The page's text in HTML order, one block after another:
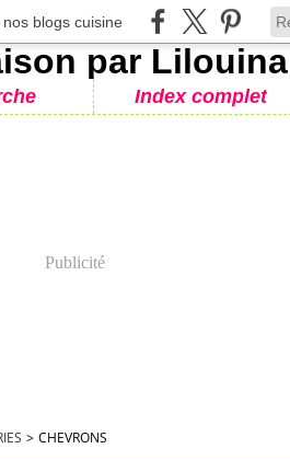
nos blogs cuisine
Index complet
Publicité
> CHEVRONS